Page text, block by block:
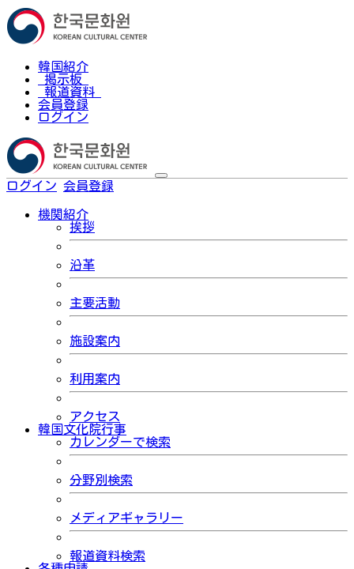
韓国紹介
掲示板
報道資料
会員登録
ログイン
ログイン 会員登録
機関紹介
挨拶
沿革
主要活動
施設案内
利用案内
アクセス
韓国文化院行事
カレンダーで検索
分野別検索
メディアギャラリー
報道資料検索